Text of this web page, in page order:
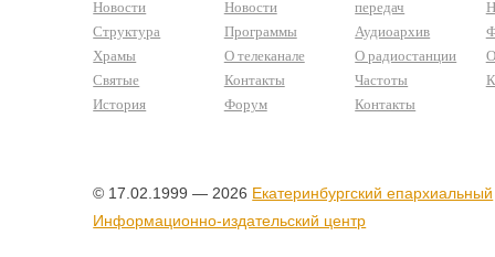
Новости
Структура
Храмы
Святые
История
Новости
Программы
О телеканале
Контакты
Форум
передач
Аудиоархив
О радиостанции
Частоты
Контакты
© 17.02.1999 — 2026 Екатеринбургский епархиальный
Информационно-издательский центр